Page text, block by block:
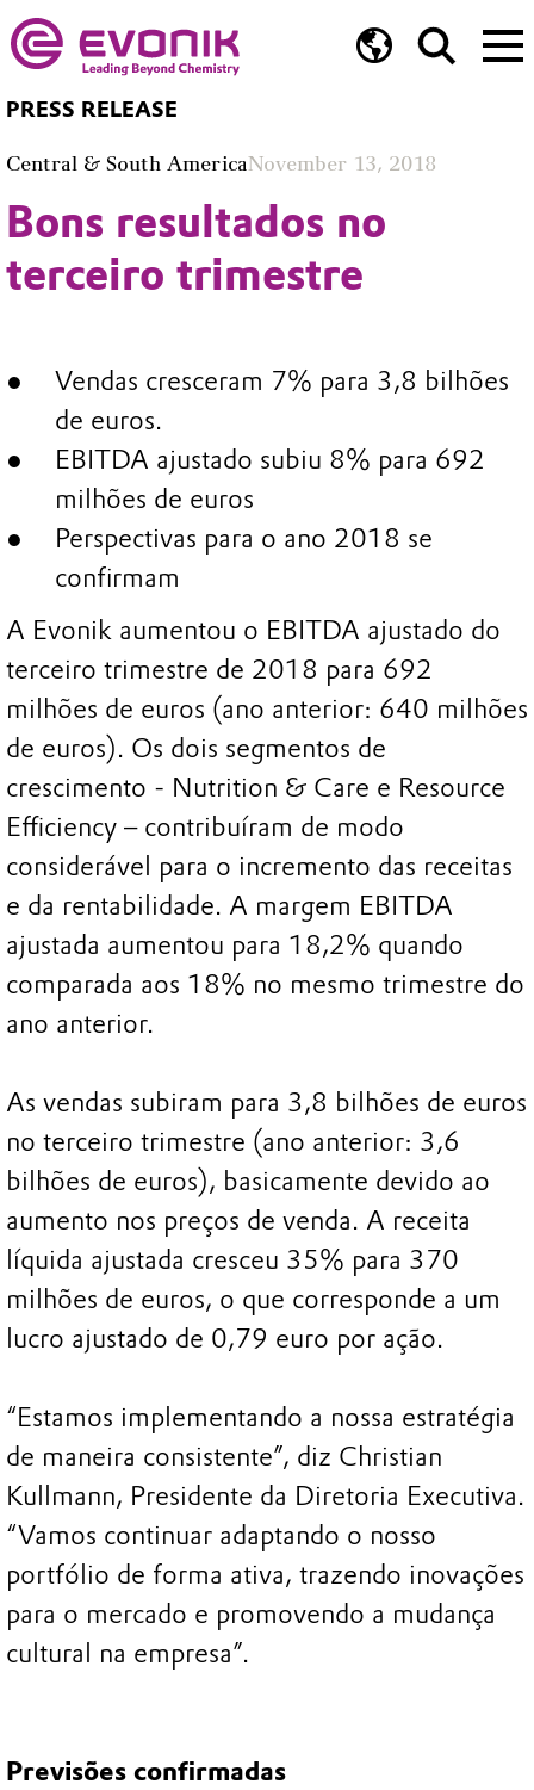
PRESS RELEASE
Central & South AmericaNovember 13, 2018
Bons resultados no
terceiro trimestre
Vendas cresceram 7% para 3,8 bilhões
de euros.
EBITDA ajustado subiu 8% para 692
milhões de euros
Perspectivas para o ano 2018 se
confirmam
A Evonik aumentou o EBITDA ajustado do
terceiro trimestre de 2018 para 692
milhões de euros (ano anterior: 640 milhões
de euros). Os dois segmentos de
crescimento - Nutrition & Care e Resource
Efficiency – contribuíram de modo
considerável para o incremento das receitas
e da rentabilidade. A margem EBITDA
ajustada aumentou para 18,2% quando
comparada aos 18% no mesmo trimestre do
ano anterior.
As vendas subiram para 3,8 bilhões de euros
no terceiro trimestre (ano anterior: 3,6
bilhões de euros), basicamente devido ao
aumento nos preços de venda. A receita
líquida ajustada cresceu 35% para 370
milhões de euros, o que corresponde a um
lucro ajustado de 0,79 euro por ação.
“Estamos implementando a nossa estratégia
de maneira consistente”, diz Christian
Kullmann, Presidente da Diretoria Executiva.
“Vamos continuar adaptando o nosso
portfólio de forma ativa, trazendo inovações
para o mercado e promovendo a mudança
cultural na empresa”.
Previsões confirmadas